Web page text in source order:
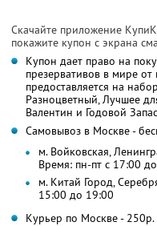
Скачайте приложение
покажите купон с экрана
Купон дает право на
презервативов в мире
предоставляется на
Разноцветный, Лучшее
Валентин и Годовой
Самовывоз в Москве -
м. Войковская,
Время: пн-пт с 17:00
м. Китай Город,
15:00 до 19:00
Курьер по Москве - 250р.